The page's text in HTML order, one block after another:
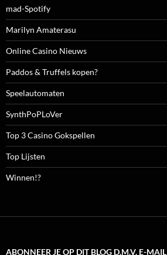
mad-Spotify
Marilyn Amaterasu
Online Casino Nieuws
Paddos & Truffels kopen?
Speelautomaten
SynthPoPLoVer
Top 3 Casino Gokspellen
Top Lijsten
Winnen!?
ABONNEER JE OP DIT BLOG D.M.V. E-MAIL